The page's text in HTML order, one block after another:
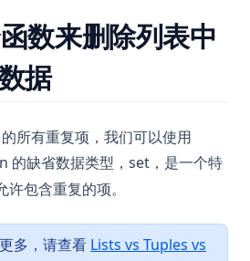
数来删除列表中
据
所有重复项，我们可以使用
的缺省数据类型，set，是一个特
包含重复的项。
多，请查看 Lists vs Tuples vs